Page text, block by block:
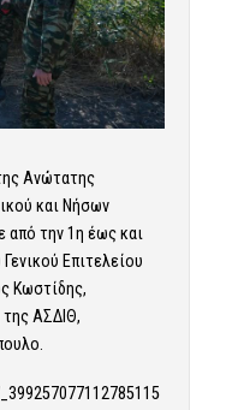
Ανώτατης
και Νήσων
από την 1η έως και
Επιτελείου
Κωστίδης,
ΑΣΔΙΘ,